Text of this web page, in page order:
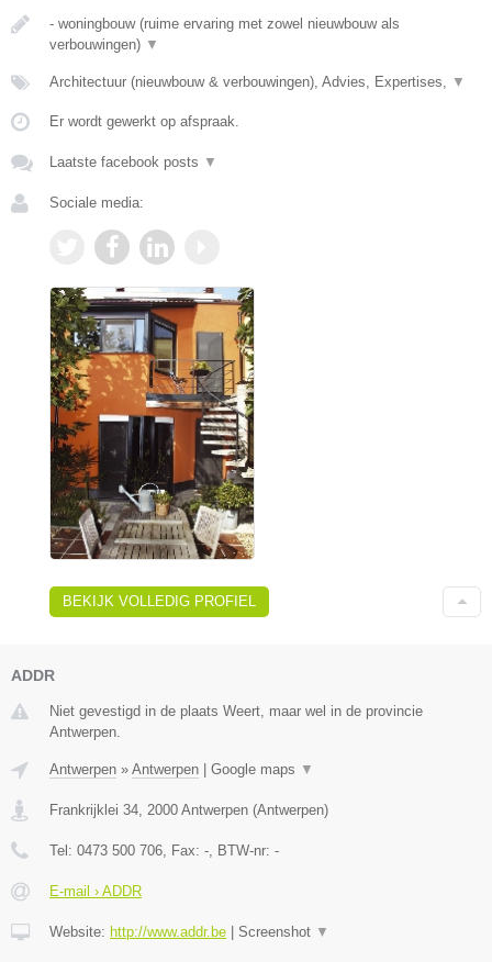
- woningbouw (ruime ervaring met zowel nieuwbouw als
verbouwingen) ▼
Architectuur (nieuwbouw & verbouwingen), Advies, Expertises, ▼
Er wordt gewerkt op afspraak.
Laatste facebook posts ▼
Sociale media:
BEKIJK VOLLEDIG PROFIEL
ADDR
Niet gevestigd in de plaats Weert, maar wel in de provincie
Antwerpen.
Antwerpen » Antwerpen Google maps ▼
Frankrijklei 34, 2000 Antwerpen (Antwerpen)
Tel: 0473 500 706, Fax: -, BTW-nr: -
E-mail › ADDR
Website: http://www.addr.be Screenshot ▼